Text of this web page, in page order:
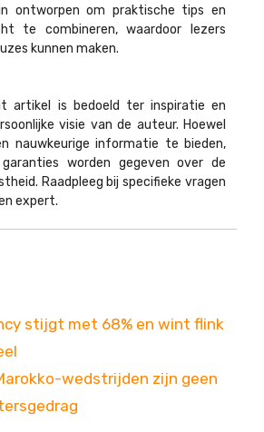
ontworpen om praktische tips en
te combineren, waardoor lezers
kunnen maken.
artikel is bedoeld ter inspiratie en
visie van de auteur. Hoewel
nauwkeurige informatie te bieden,
worden gegeven over de
Raadpleeg bij specifieke vragen
expert.
stijgt met 68% en wint flink
wedstrijden zijn geen